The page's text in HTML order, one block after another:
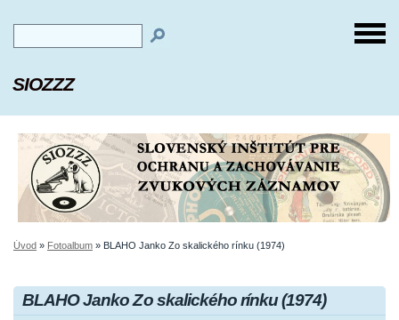
SIOZZZ
Úvod » Fotoalbum » BLAHO Janko Zo skalického rínku (1974)
BLAHO Janko Zo skalického rínku (1974)